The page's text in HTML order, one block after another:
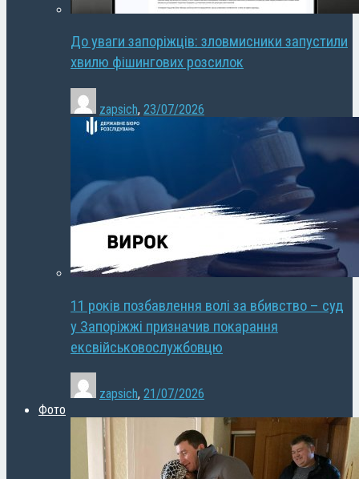
До уваги запоріжців: зловмисники запустили
хвилю фішингових розсилок
zapsich, 23/07/2026
11 років позбавлення волі за вбивство – суд
у Запоріжжі призначив покарання
ексвійськовослужбовцю
zapsich, 21/07/2026
Фото